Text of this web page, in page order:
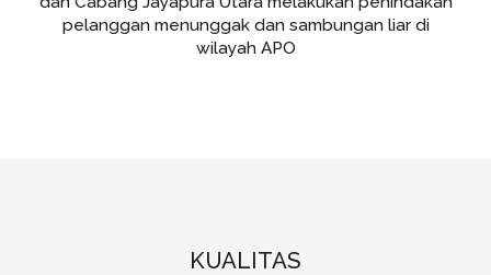
Entitas Privat (SAK-EP) yang diikuti oleh 5 BUMD Air
Minum di Tanah Papua
KUALITAS